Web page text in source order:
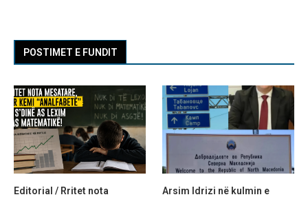
POSTIMET E FUNDIT
Editorial / Rritet nota
Arsim Idrizi në kulmin e